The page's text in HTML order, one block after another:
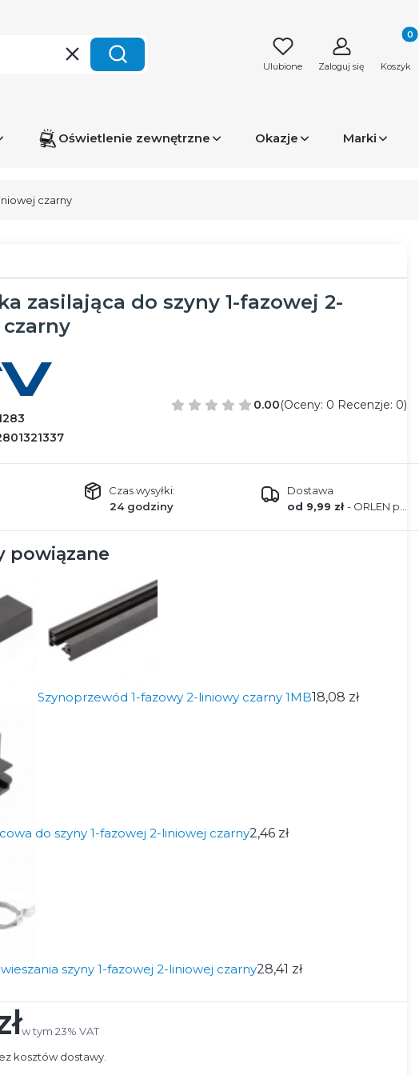
WyczyśćSzukaj Ulubione Zaloguj się Koszyk
Oświetlenie zewnętrzne Okazje Marki
czarny
zasilająca do szyny 1-fazowej 2-
0.00(Oceny: 0 Recenzje: 0)
Czas wysyłki:
24 godziny
Dostawa
od 9,99 zł- ORLEN paczka
powiązane
Szynoprzewód 1-fazowy 2-liniowy czarny 1MB18,08 zł
do szyny 1-fazowej 2-liniowej czarny2,46 zł
szyny 1-fazowej 2-liniowej czarny28,41 zł
w tym 23% VAT
w tym 23% VAT
kosztów dostawy.